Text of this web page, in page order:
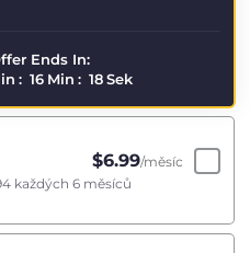
Ends In:
: 16 Min : 18Sek
$6.99/měsíc
každých 6 měsíců